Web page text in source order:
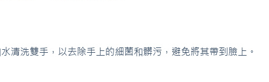
清洗雙手，以去除手上的細菌和髒污，避免將其帶到臉上。